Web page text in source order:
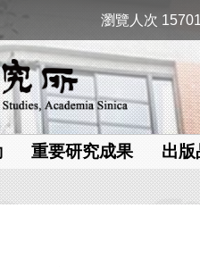
瀏覽人次
重要研究成果 出版